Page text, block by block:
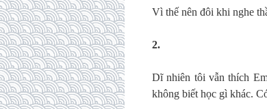
Vì thế nên đôi khi nghe
2.
Dĩ nhiên tôi vẫn thích
không biết học gì khác.